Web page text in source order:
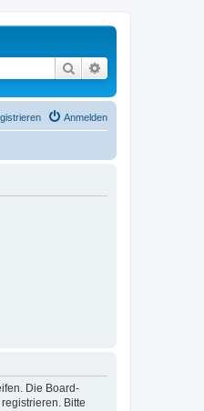
Suche
Anmelden
Die Board-
Bitte